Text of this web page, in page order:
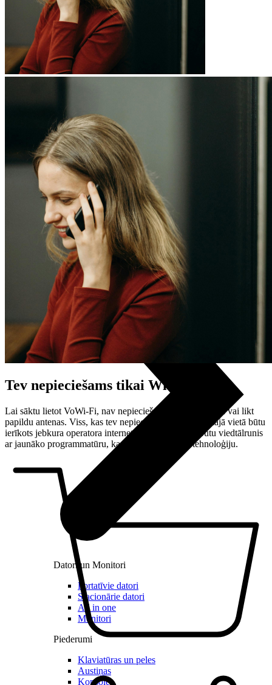
Visas planšetes
Samsung
Apple
Lenovo
Xiaomi
ONYX
Irbuļi
Klaviatūras un peles
Lādētāji un adapteri
Noderīgi
Atpirkums
Iekārtu apdrošināšana
Atvērtais līgums
Nomaksas līgums
Datortehnika
Datori un Monitori
Portatīvie datori
Stacionārie datori
All in one
Monitori
Piederumi
Klaviatūras un peles
Austiņas
Konsoles
Tev nepieciešams tikai Wi-Fi
Lai sāktu lietot VoWi-Fi, nav nepieciešams saukt meistaru vai likt
papildu antenas. Viss, kas tev nepieciešams – lai vēlamajā vietā būtu
ierīkots jebkura operatora internets ar Wi-Fi un tev būtu viedtālrunis
ar jaunāko programmatūru, kas atbalsta VoWi-Fi tehnoloģiju.